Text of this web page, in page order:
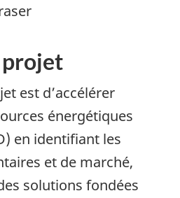
est d’accélérer
énergétiques
en identifiant les
et de marché,
solutions fondées